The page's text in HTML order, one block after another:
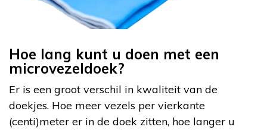
Hoe lang kunt u doen met een
microvezeldoek?
Er is een groot verschil in kwaliteit van de
doekjes. Hoe meer vezels per vierkante
(centi)meter er in de doek zitten, hoe langer u